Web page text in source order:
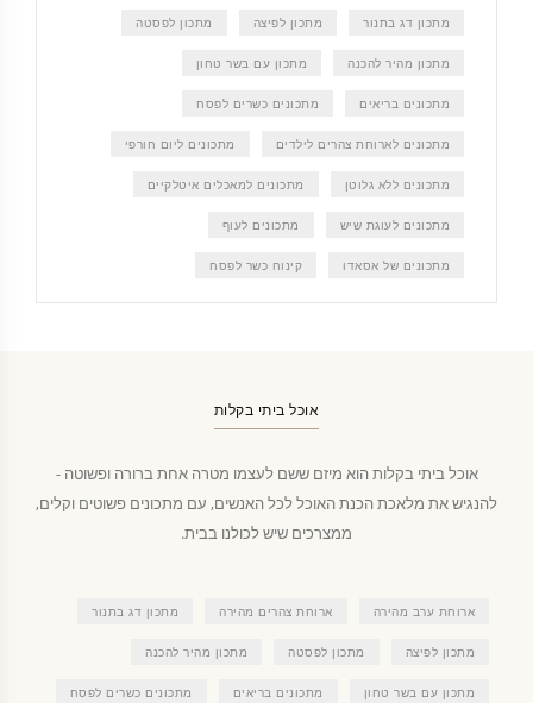
מתכון דג בתנור מתכון לפיצה מתכון לפסטה
מתכון מהיר להכנה מתכון עם בשר טחון
מתכונים בריאים מתכונים כשרים לפסח
מתכונים לארוחת צהרים לילדים מתכונים ליום חורפי
מתכונים ללא גלוטן מתכונים למאכלים איטלקיים
מתכונים לעוגת שיש מתכונים לעוף
מתכונים של אסאדו קינוח כשר לפסח
אוכל ביתי בקלות
אוכל ביתי בקלות הוא מיזם ששם לעצמו מטרה אחת ברורה ופשוטה -
להנגיש את מלאכת הכנת האוכל לכל האנשים, עם מתכונים פשוטים וקלים,
ממצרכים שיש לכולנו בבית.
ארוחת ערב מהירה ארוחת צהרים מהירה מתכון דג בתנור
מתכון לפיצה מתכון לפסטה מתכון מהיר להכנה
מתכון עם בשר טחון מתכונים בריאים מתכונים כשרים לפסח